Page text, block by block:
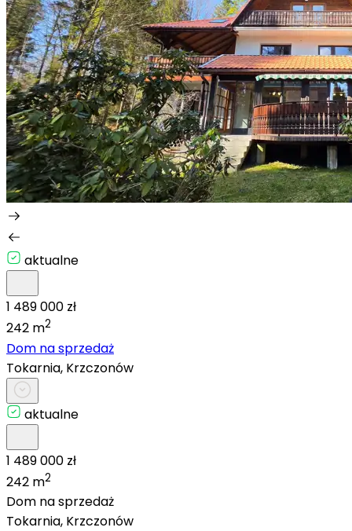
aktualne
1 489 000 zł
242 m2
Dom na sprzedaż
Tokarnia, Krzczonów
aktualne
1 489 000 zł
242 m2
Dom na sprzedaż
Tokarnia, Krzczonów